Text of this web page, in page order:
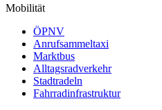
Mobilität
ÖPNV
Anrufsammeltaxi
Marktbus
Alltagsradverkehr
Stadtradeln
Fahrradinfrastruktur